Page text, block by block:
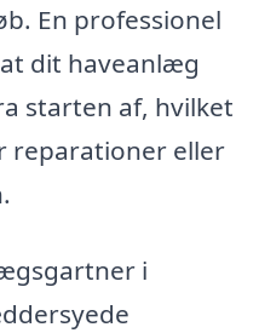
En professionel
dit haveanlæg
starten af, hvilket
reparationer eller
i